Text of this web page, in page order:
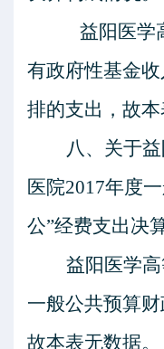
益阳医学
有政府性基金
排的支出，故本
八、关于
医院2017年度
公”经费支出决
益阳医学
一般公共预算
故本表无数据。